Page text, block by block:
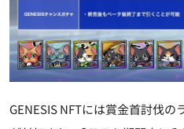
GENESIS NFTには賞金首討伐